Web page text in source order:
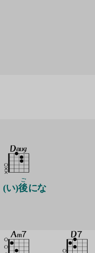
(い)後
ご
にな